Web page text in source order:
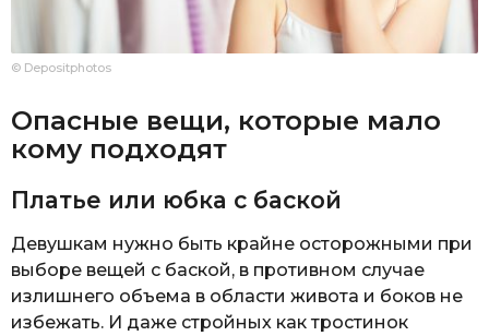
© Depositphotos
Опасные вещи, которые мало
кому подходят
Платье или юбка с баской
Девушкам нужно быть крайне осторожными при
выборе вещей с баской, в противном случае
излишнего объема в области живота и боков не
избежать. И даже стройных как тростинок